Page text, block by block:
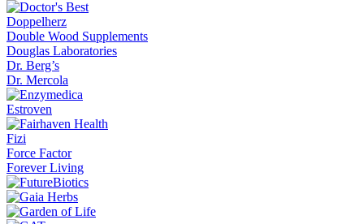
Doppelherz
Double Wood Supplements
Douglas Laboratories
Dr. Berg’s
Dr. Mercola
Estroven
Fizi
Force Factor
Forever Living